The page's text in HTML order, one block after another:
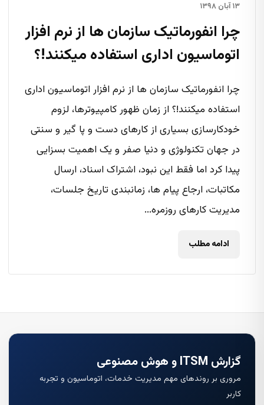
۱۳ آبان ۱۳۹۸
چرا انفورماتیک سازمان ها از نرم افزار
اتوماسیون اداری استفاده میکنند!؟
چرا انفورماتیک سازمان ها از نرم افزار اتوماسیون اداری
استفاده میکنند!؟ از زمان ظهور کامپیوترها، لزوم
خودکارسازی بسیاری از کارهای دست و پا گیر و سنتی
در جهان تکنولوژی و دنیا صفر و یک اهمیت بسزایی
پیدا کرد اما فقط این نبود، اشتراک اسناد، ارسال
مکاتبات، ارجاع پیام ها، زمانبندی تاریخ جلسات،
مدیریت کارهای روزمره...
ادامه مطلب
گزارش ITSM و هوش مصنوعی
مروری بر روندهای مهم مدیریت خدمات، اتوماسیون و تجربه
کاربر